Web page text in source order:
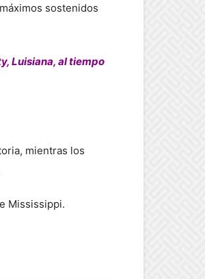
sostenidos
Luisiana, al tiempo
mientras los
Mississippi.